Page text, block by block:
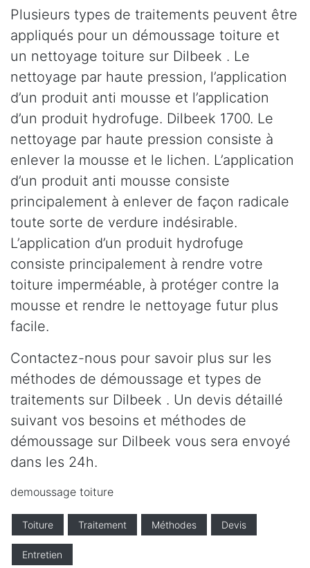
Plusieurs types de traitements peuvent être
appliqués pour un démoussage toiture et
un nettoyage toiture sur Dilbeek . Le
nettoyage par haute pression, l’application
d’un produit anti mousse et l’application
d’un produit hydrofuge. Dilbeek 1700. Le
nettoyage par haute pression consiste à
enlever la mousse et le lichen. L’application
d’un produit anti mousse consiste
principalement à enlever de façon radicale
toute sorte de verdure indésirable.
L’application d’un produit hydrofuge
consiste principalement à rendre votre
toiture imperméable, à protéger contre la
mousse et rendre le nettoyage futur plus
facile.
Contactez-nous pour savoir plus sur les
méthodes de démoussage et types de
traitements sur Dilbeek . Un devis détaillé
suivant vos besoins et méthodes de
démoussage sur Dilbeek vous sera envoyé
dans les 24h.
demoussage toiture
Toiture Traitement Méthodes Devis
Entretien